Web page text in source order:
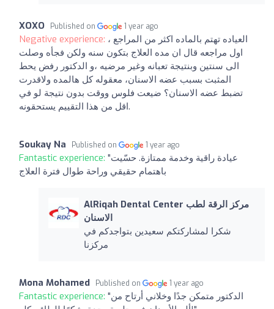
XOXO Published on 1 year ago
Negative experience: العياده تهتم بالماده اكثر من المراجع ،
اول مراجعه قال ان مده العلاج بتكون سنه ولكن فجأه وصلت
الى سنتين وبنتيجة تعبانه وغير مرضيه ،و الدكتور رفض يحط
المثبت بسبب عضه الاسنان، معقوله كل هالمده ولاقدرت
تضبط عضه الاسنان؟ ضيعت فلوس ووقت بدون نتيجة لو في
اقل من هذا التقييم يستحقونه.
Soukay Na Published on 1 year ago
Fantastic experience: "عيادة راقية وخدمة ممتازة. حسّيت
باهتمام حقيقي وراحة طوال فترة العلاج
AlRiqah Dental Center مركز الرقة لطب
الاسنان
شكرا لمشاركتكم سعيدين بتواجدكم في
مركزنا
Mona Mohamed Published on 1 year ago
Fantastic experience: "الدكتور متمكن جدًا وخلاني أرتاح من